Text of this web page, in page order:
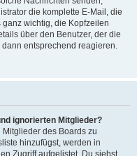
die komplette E-Mail, die
wichtig, die Kopfzeilen
über den Benutzer, der die
dann entsprechend reagieren.
ignorierten Mitglieder?
des Boards zu
hinzufügst, werden in
Zugriff aufgelistet. Du siehst